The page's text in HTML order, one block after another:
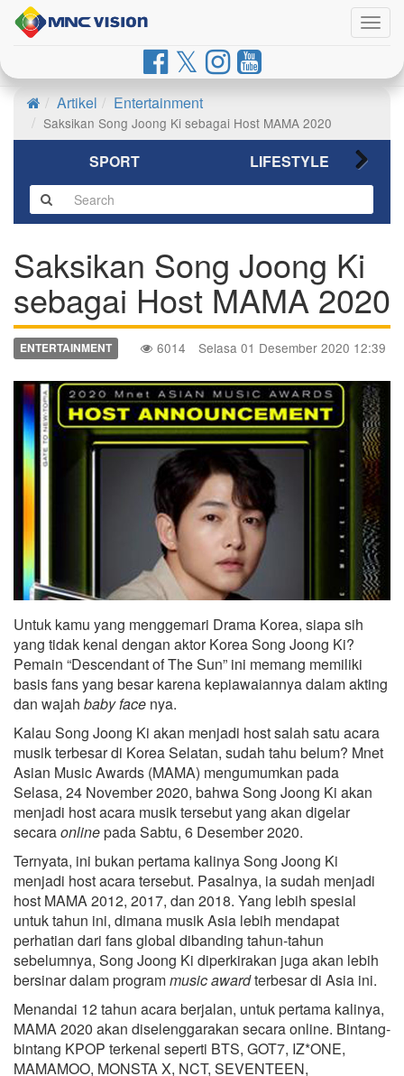
Artikel Entertainment
Saksikan Song Joong Ki sebagai Host MAMA 2020
SPORT LIFESTYLE
Saksikan Song Joong Ki
sebagai Host MAMA 2020
ENTERTAINMENT 6014 Selasa 01 Desember 2020 12:39
Untuk kamu yang menggemari Drama Korea, siapa sih
yang tidak kenal dengan aktor Korea Song Joong Ki?
Pemain “Descendant of The Sun” ini memang memiliki
basis fans yang besar karena kepiawaiannya dalam akting
dan wajah baby face nya.
Kalau Song Joong Ki akan menjadi host salah satu acara
musik terbesar di Korea Selatan, sudah tahu belum? Mnet
Asian Music Awards (MAMA) mengumumkan pada
Selasa, 24 November 2020, bahwa Song Joong Ki akan
menjadi host acara musik tersebut yang akan digelar
secaraonlinepada Sabtu, 6 Desember 2020.
Ternyata, ini bukan pertama kalinya Song Joong Ki
menjadi host acara tersebut. Pasalnya, ia sudah menjadi
host MAMA 2012, 2017, dan 2018. Yang lebih spesial
untuk tahun ini, dimana musik Asia lebih mendapat
perhatian dari fans global dibanding tahun-tahun
sebelumnya, Song Joong Ki diperkirakan juga akan lebih
bersinar dalam programmusic awardterbesar di Asia ini.
Menandai 12 tahun acara berjalan, untuk pertama kalinya,
MAMA 2020 akan diselenggarakan secara online. Bintang-
bintang KPOP terkenal seperti BTS, GOT7, IZ*ONE,
MAMAMOO, MONSTA X, NCT, SEVENTEEN,